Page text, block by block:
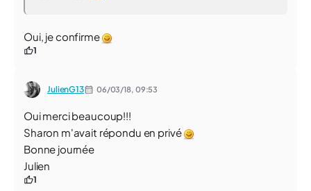
Oui, je confirme
1
JulienG13 06/03/18, 09:53
Oui merci beaucoup!!!
Sharon m'avait répondu en privé
Bonne journée
Julien
1